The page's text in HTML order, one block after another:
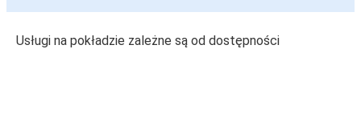
Usługi na pokładzie zależne są od dostępności